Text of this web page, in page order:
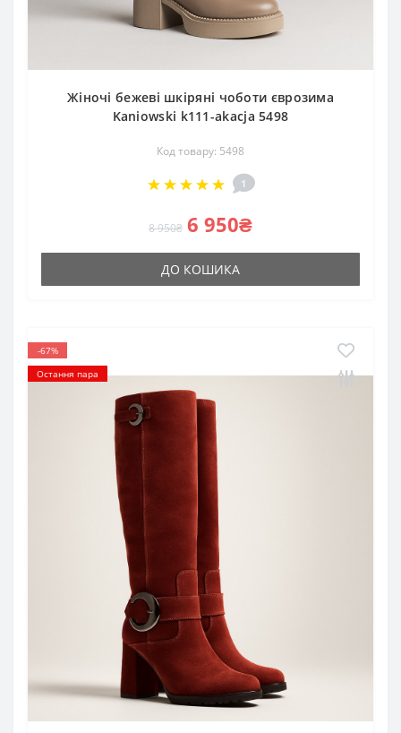
Жіночі бежеві шкіряні чоботи єврозима
Kaniowski k111-akacja 5498
Код товару: 5498
1
8 950₴ 6 950₴
ДО КОШИКА
-67%
Остання пара